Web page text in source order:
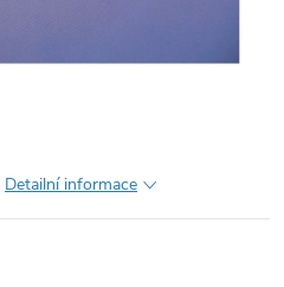
Detailní informace